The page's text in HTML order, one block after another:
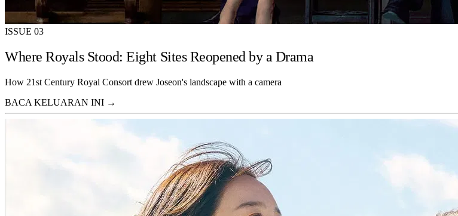
ISSUE 03
Where Royals Stood: Eight Sites Reopened by a Drama
How 21st Century Royal Consort drew Joseon's landscape with a camera
BACA KELUARAN INI →